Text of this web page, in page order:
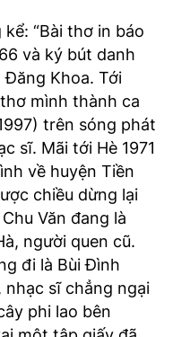
“Bài thơ in báo
và ký bút danh
Khoa. Tới
mình thành ca
trên sóng phát
sĩ. Mãi tới Hè 1971
về huyện Tiền
chiều dừng lại
Văn đang là
người quen cũ.
đi là Bùi Đình
nhạc sĩ chẳng ngại
phi lao bên